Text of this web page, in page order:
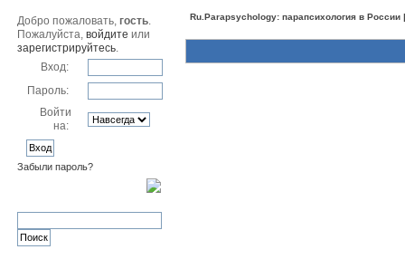
Добро пожаловать,гость.
Пожалуйста,войдите или
зарегистрируйтесь.
Вход:
Пароль:
Войти
на:
Забыли пароль?
Ru.Parapsychology: парапсихология в